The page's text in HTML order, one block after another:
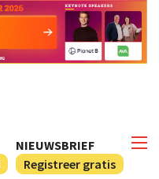
NIEUWSBRIEF
Registreer gratis